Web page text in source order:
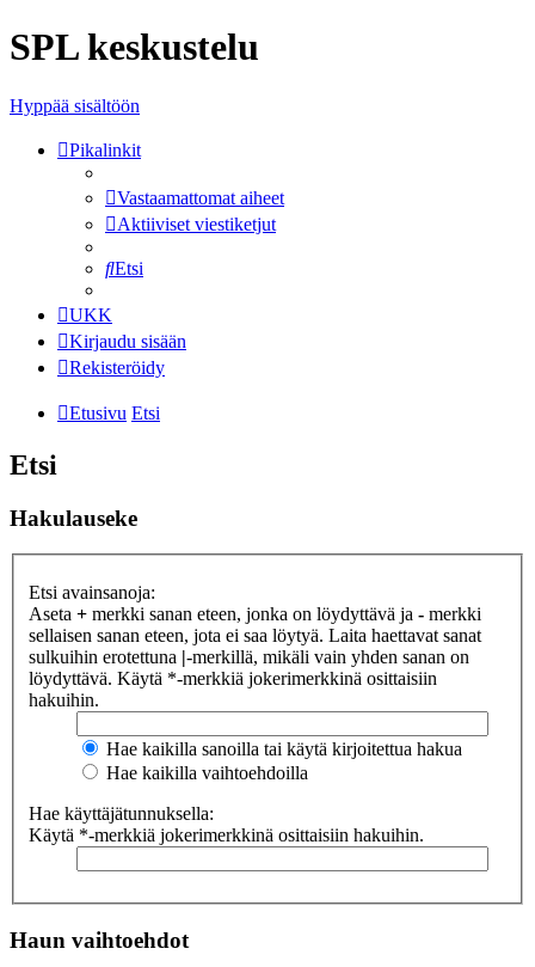
SPL keskustelu
Hyppää sisältöön
Pikalinkit
Vastaamattomat aiheet
Aktiiviset viestiketjut
Etsi
UKK
Kirjaudu sisään
Rekisteröidy
Etusivu Etsi
Etsi
Hakulauseke
Etsi avainsanoja:
Aseta + merkki sanan eteen, jonka on löydyttävä ja - merkki
sellaisen sanan eteen, jota ei saa löytyä. Laita haettavat sanat
sulkuihin erotettuna |-merkillä, mikäli vain yhden sanan on
löydyttävä. Käytä *-merkkiä jokerimerkkinä osittaisiin
hakuihin.
Hae kaikilla sanoilla tai käytä kirjoitettua hakua
Hae kaikilla vaihtoehdoilla
Hae käyttäjätunnuksella:
Käytä *-merkkiä jokerimerkkinä osittaisiin hakuihin.
Haun vaihtoehdot